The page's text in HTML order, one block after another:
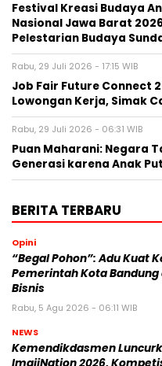
Festival Kreasi Budaya
Nasional Jawa Barat
Pelestarian Budaya
Rabu, 29 Juli 2026 - 17:15 WIB
Job Fair Future Connect
Lowongan Kerja, Simak
Rabu, 29 Juli 2026 - 06:31 WIB
Puan Maharani: Negara
Generasi karena Anak
BERITA TERBARU
Opini
“Begal Pohon”: Adu Kuat
Pemerintah Kota Bandung
Bisnis
Rabu, 5 Agu 2026 - 06:11 WIB
NEWS
Kemendikdasmen